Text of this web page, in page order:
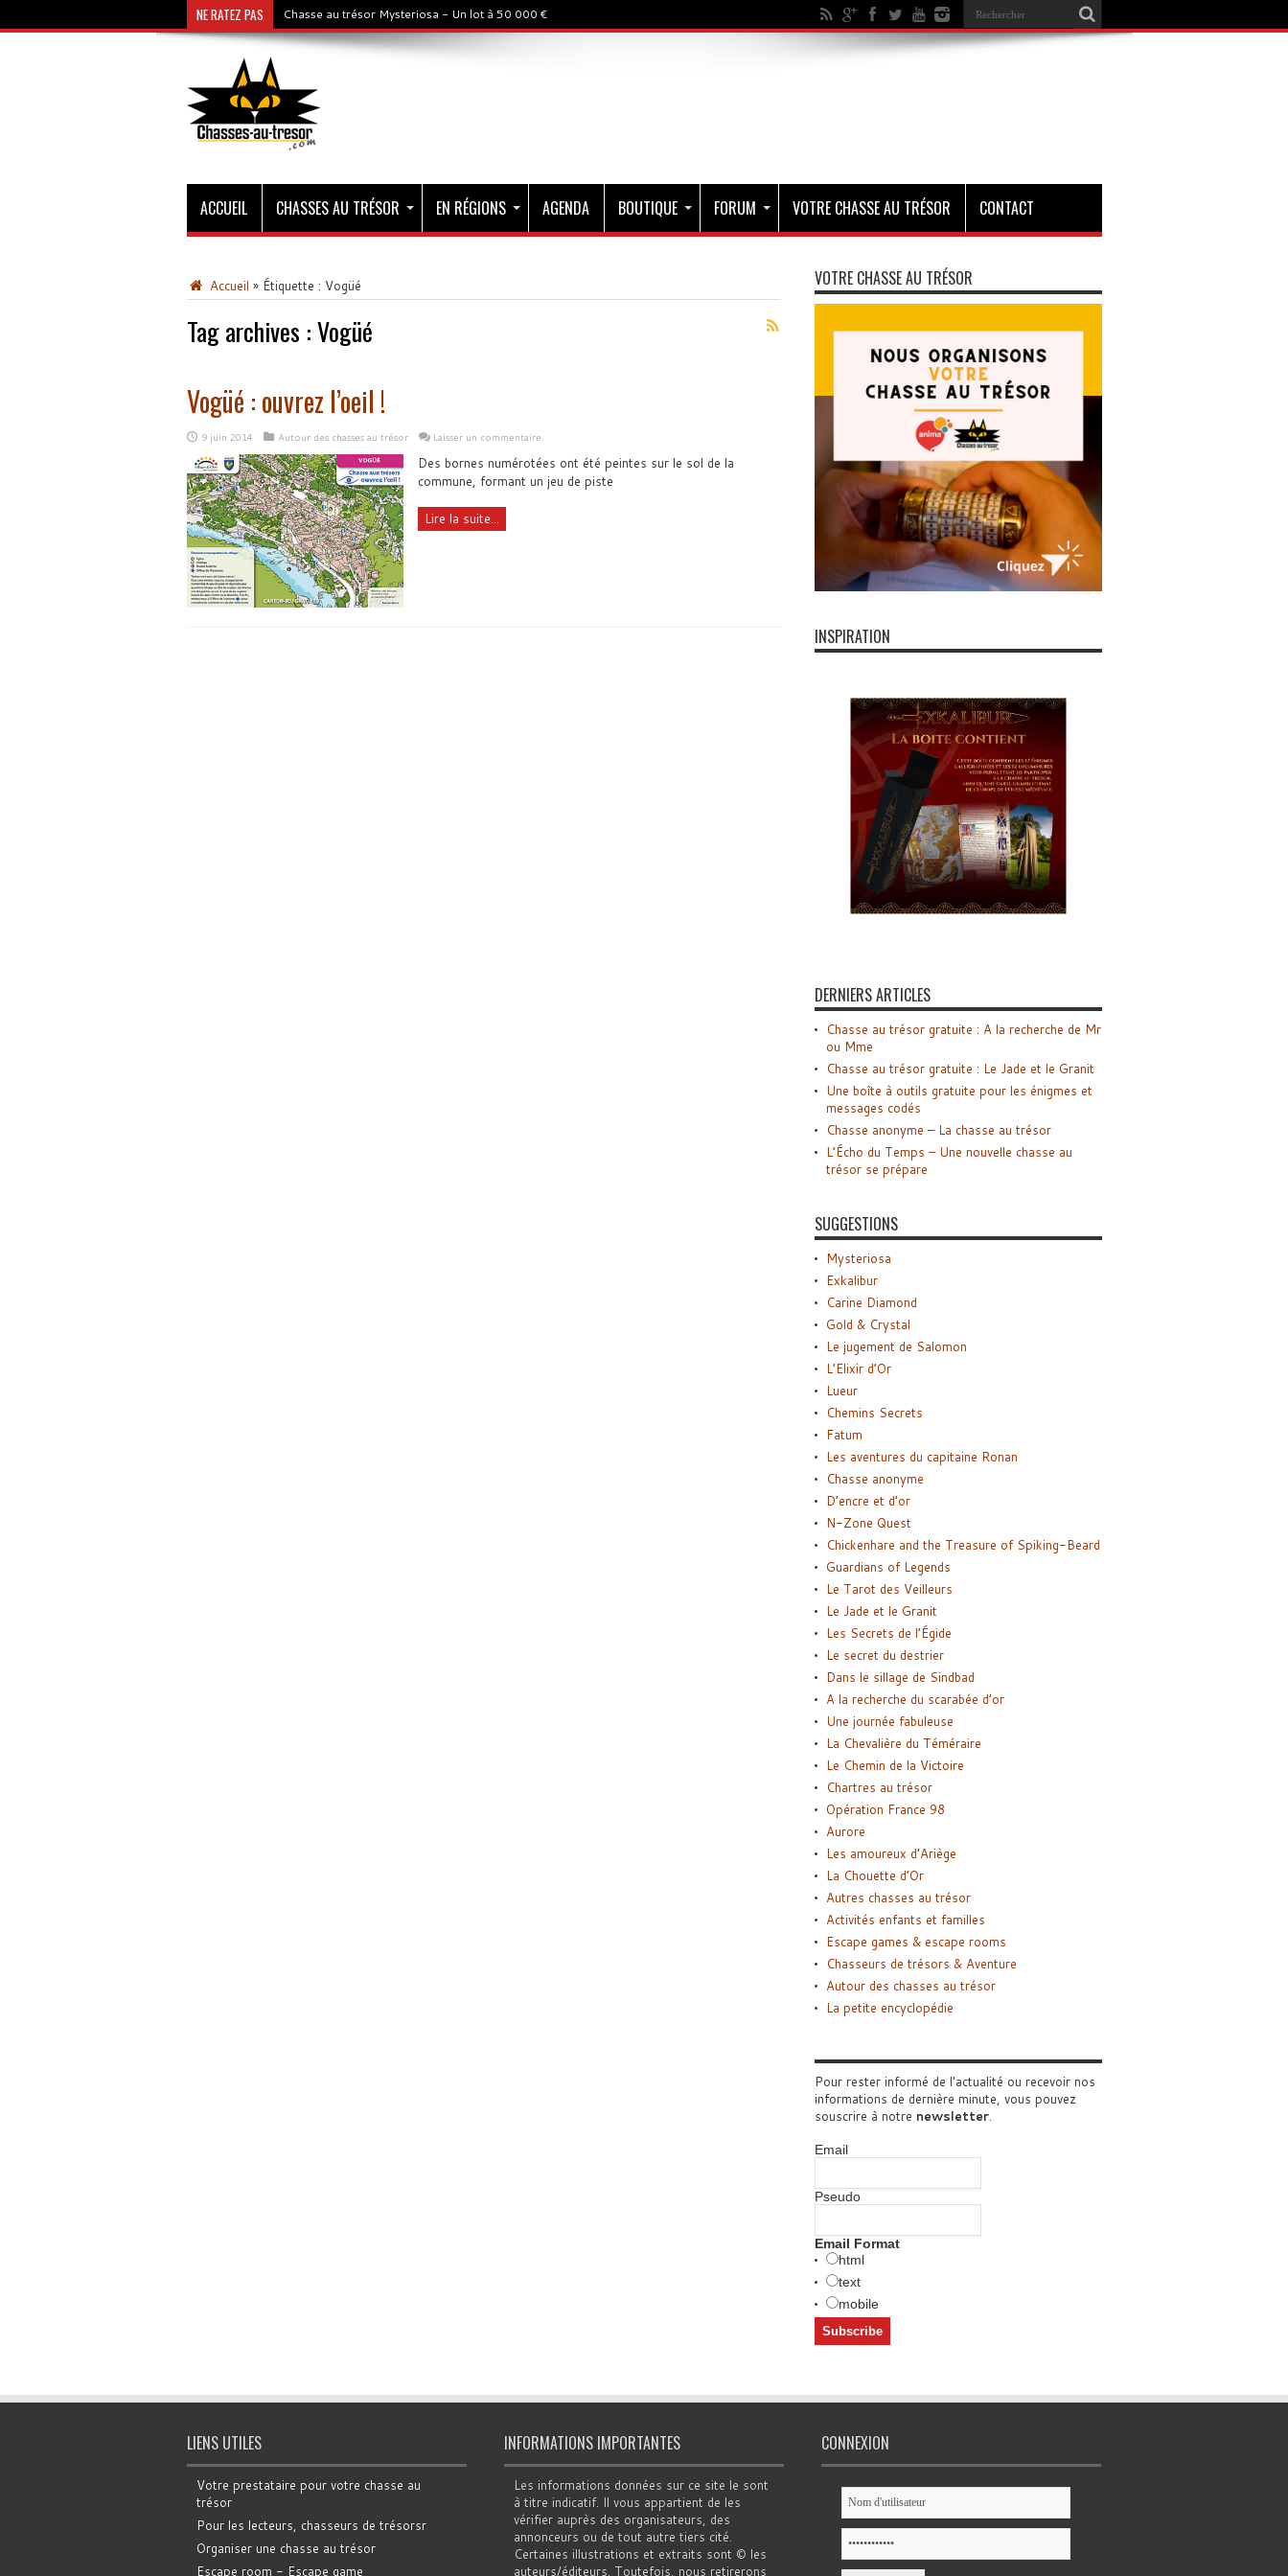
NE RATEZ PAS Chasse au trésor Mysteriosa - Un lot à 50 000 €
ACCUEIL CHASSES AU TRÉSOR EN RÉGIONS AGENDA BOUTIQUE FORUM VOTRE CHASSE AU TRÉSOR CONTACT
Accueil » Étiquette : Vogüé
Tag archives :Vogüé
Vogüé : ouvrez l’oeil !
9 juin 2014 Autour des chasses au trésor Laisser un commentaire
Des bornes numérotées ont été peintes sur le sol de la
commune, formant un jeu de piste
Lire la suite...
VOTRE CHASSE AU TRÉSOR
INSPIRATION
DERNIERS ARTICLES
Chasse au trésor gratuite : A la recherche de Mr
ou Mme
Chasse au trésor gratuite : Le Jade et le Granit
Une boîte à outils gratuite pour les énigmes et
messages codés
Chasse anonyme – La chasse au trésor
L’Écho du Temps – Une nouvelle chasse au
trésor se prépare
SUGGESTIONS
Mysteriosa
Exkalibur
Carine Diamond
Gold & Crystal
Le jugement de Salomon
L’Elixir d’Or
Lueur
Chemins Secrets
Fatum
Les aventures du capitaine Ronan
Chasse anonyme
D’encre et d’or
N-Zone Quest
Chickenhare and the Treasure of Spiking-Beard
Guardians of Legends
Le Tarot des Veilleurs
Le Jade et le Granit
Les Secrets de l’Égide
Le secret du destrier
Dans le sillage de Sindbad
A la recherche du scarabée d’or
Une journée fabuleuse
La Chevalière du Téméraire
Le Chemin de la Victoire
Chartres au trésor
Opération France 98
Aurore
Les amoureux d’Ariège
La Chouette d’Or
Autres chasses au trésor
Activités enfants et familles
Escape games & escape rooms
Chasseurs de trésors & Aventure
Autour des chasses au trésor
La petite encyclopédie
Pour rester informé de l'actualité ou recevoir nos
informations de dernière minute, vous pouvez
souscrire à notre newsletter.
Email
Pseudo
Email Format
html
text
mobile
LIENS UTILES
Votre prestataire pour votre chasse au
trésor
Pour les lecteurs, chasseurs de trésorsr
Organiser une chasse au trésor
Escape room - Escape game
INFORMATIONS IMPORTANTES
Les informations données sur ce site le sont
à titre indicatif. Il vous appartient de les
vérifier auprès des organisateurs, des
annonceurs ou de tout autre tiers cité.
Certaines illustrations et extraits sont © les
auteurs/éditeurs. Toutefois, nous retirerons
CONNEXION